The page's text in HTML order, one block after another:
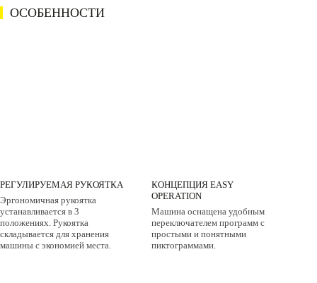
ОСОБЕННОСТИ
РЕГУЛИРУЕМАЯ РУКОЯТКА
Эргономичная рукоятка
устанавливается в 3
положениях. Рукоятка
складывается для хранения
машины с экономией места.
КОНЦЕПЦИЯ EASY
OPERATION
Машина оснащена удобным
переключателем программ с
простыми и понятными
пиктограммами.